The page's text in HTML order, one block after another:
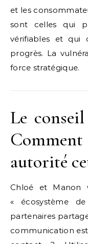
et les
sont celles qui
vérifiables et qui
progrès. La
force stratégique.
Le
autorité
Chloé et Manon
« écosystème
partenaires
communication